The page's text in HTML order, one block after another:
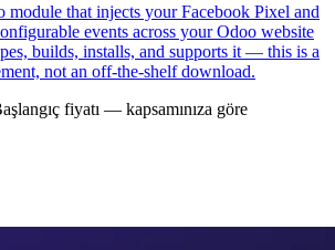
module that injects your Facebook Pixel and
events across your Odoo website
builds, installs, and supports it — this is a
not an off-the-shelf download.
fiyatı — kapsamınıza göre